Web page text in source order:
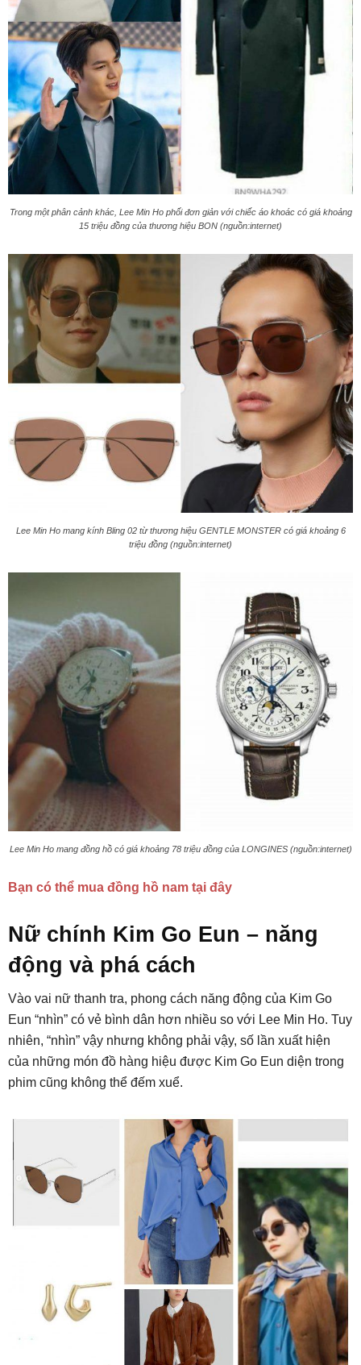
Trong một phân cảnh khác, Lee Min Ho phối đơn giản với chiếc áo khoác có giá khoảng
15 triệu đồng của thương hiệu BON (nguồn:internet)
Lee Min Ho mang kính Bling 02 từ thương hiệu GENTLE MONSTER có giá khoảng 6
triệu đồng (nguồn:internet)
Lee Min Ho mang đồng hồ có giá khoảng 78 triệu đồng của LONGINES (nguồn:internet)
Bạn có thể mua đồng hồ nam tại đây
Nữ chính Kim Go Eun – năng
động và phá cách
Vào vai nữ thanh tra, phong cách năng động của Kim Go
Eun “nhìn” có vẻ bình dân hơn nhiều so với Lee Min Ho. Tuy
nhiên, “nhìn” vậy nhưng không phải vậy, số lần xuất hiện
của những món đồ hàng hiệu được Kim Go Eun diện trong
phim cũng không thể đếm xuể.